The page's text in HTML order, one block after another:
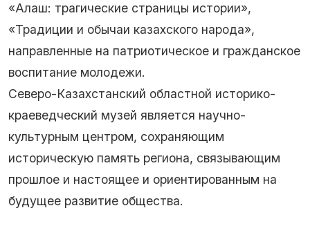
«Алаш: трагические страницы истории»,
«Традиции и обычаи казахского народа»,
направленные на патриотическое и гражданское
воспитание молодежи.
Северо-Казахстанский областной историко-
краеведческий музей является научно-
культурным центром, сохраняющим
историческую память региона, связывающим
прошлое и настоящее и ориентированным на
будущее развитие общества.